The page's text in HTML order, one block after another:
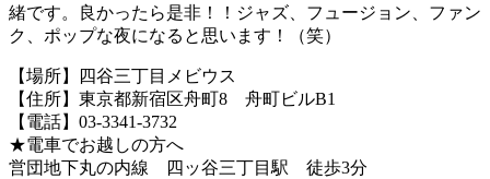
緒です。良かったら是非！！ジャズ、フュージョン、ファン
ク、ポップな夜になると思います！（笑）
【場所】四谷三丁目メビウス
【住所】東京都新宿区舟町8 舟町ビルB1
【電話】03-3341-3732
★電車でお越しの方へ
営団地下丸の内線 四ッ谷三丁目駅 徒歩3分